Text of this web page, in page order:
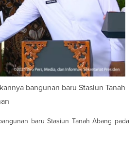
bangunan baru Stasiun Tanah
baru Stasiun Tanah Abang pada